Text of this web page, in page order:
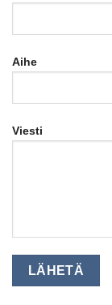
Aihe
Viesti